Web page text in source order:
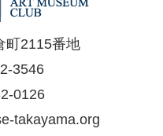
町2115番地
3546
0126
takayama.org